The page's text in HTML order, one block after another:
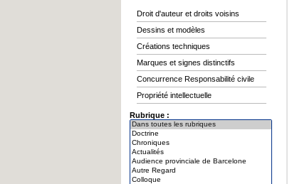
Droit d'auteur et droits voisins
Dessins et modèles
Créations techniques
Marques et signes distinctifs
Concurrence Responsabilité civile
Propriété intellectuelle
Rubrique :